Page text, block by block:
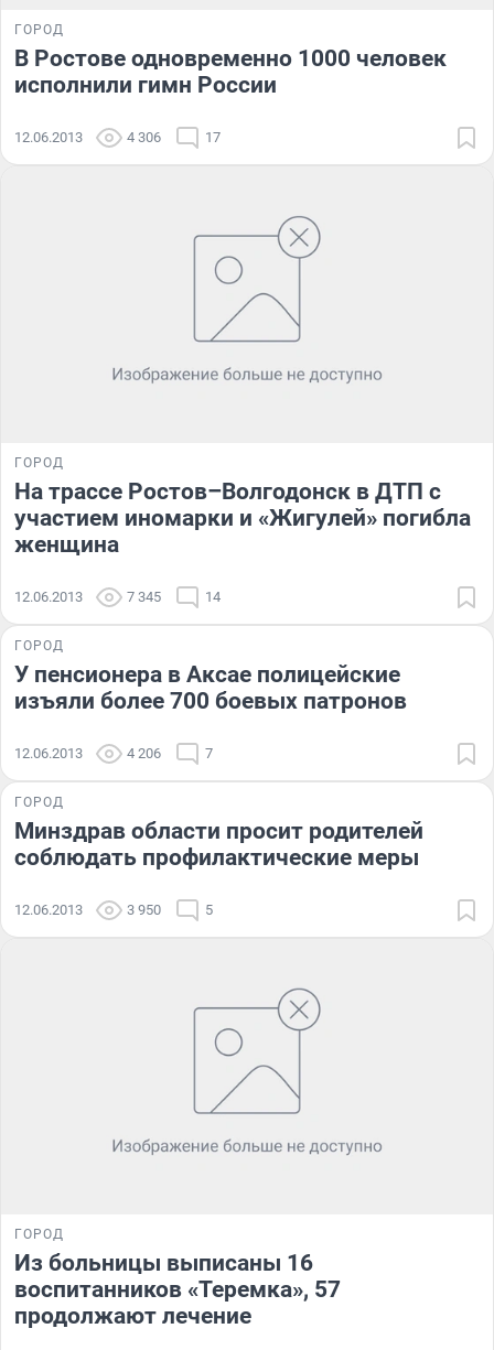
ГОРОД
В Ростове одновременно 1000 человек
исполнили гимн России
12.06.2013 4 306 17
ГОРОД
На трассе Ростов–Волгодонск в ДТП с
участием иномарки и «Жигулей» погибла
женщина
12.06.2013 7 345 14
ГОРОД
У пенсионера в Аксае полицейские
изъяли более 700 боевых патронов
12.06.2013 4 206 7
ГОРОД
Минздрав области просит родителей
соблюдать профилактические меры
12.06.2013 3 950 5
ГОРОД
Из больницы выписаны 16
воспитанников «Теремка», 57
продолжают лечение